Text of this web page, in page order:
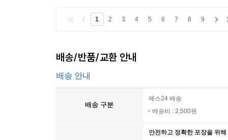
1 2 3 4 5 6 7 8 9
배송/반품/교환 안내
배송 안내
배송 구분
예스24 배송
배송비 : 2,500원
안전하고 정확한 포장을 위